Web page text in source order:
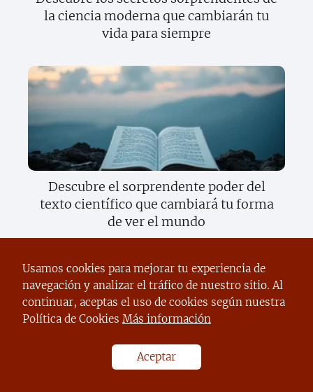
la ciencia moderna que cambiarán tu
vida para siempre
Descubre el sorprendente poder del
texto científico que cambiará tu forma
de ver el mundo
El sorprendente secreto del sargazo
Usamos cookies para mejorar tu experiencia de
navegación y analizar el tráfico de nuestro sitio. Al
continuar, aceptas el uso de cookies según nuestra
Política de Cookies Más información
Aceptar